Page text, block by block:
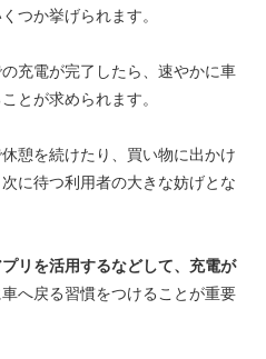
つか挙げられます。
充電が完了したら、速やかに車
とが求められます。
憩を続けたり、買い物に出かけ
に待つ利用者の大きな妨げとな
リを活用するなどして、充電が
へ戻る習慣をつけることが重要